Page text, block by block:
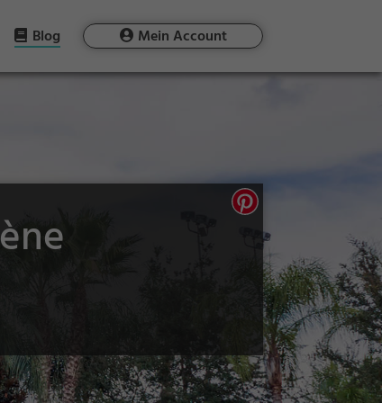
Blog Mein Account